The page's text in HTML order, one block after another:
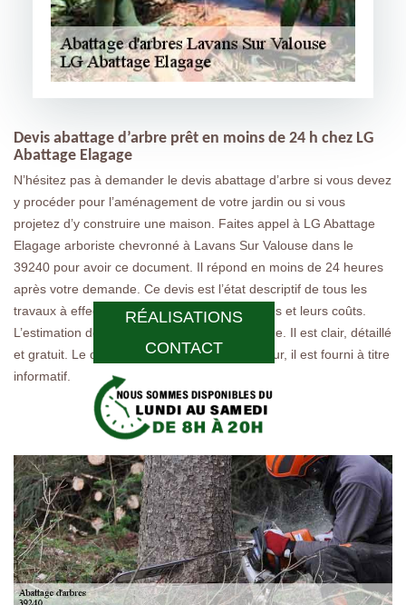
RÉALISATIONS
CONTACT
Devis abattage d’arbre prêt en moins de 24 h chez LG
Abattage Elagage
N’hésitez pas à demander le devis abattage d’arbre si vous devez
y procéder pour l’aménagement de votre jardin ou si vous
projetez d’y construire une maison. Faites appel à LG Abattage
Elagage arboriste chevronné à Lavans Sur Valouse dans le
39240 pour avoir ce document. Il répond en moins de 24 heures
après votre demande. Ce devis est l’état descriptif de tous les
travaux à effectuer, les fournitures nécessaires et leurs coûts.
L’estimation des dépenses y est aussi indiquée. Il est clair, détaillé
et gratuit. Le devis n’engage pas le demandeur, il est fourni à titre
informatif.